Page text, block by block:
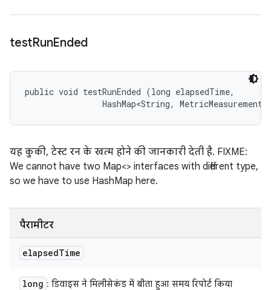
testRunEnded
public void testRunEnded (long elapsedTime,
HashMap<String,
यह कुकी, टेस्ट रन के खत्म होने की जानकारी देती है. FIXME:
We cannot have two Map<> interfaces with different type,
so we have to use HashMap here.
पैरामीटर
elapsedTime
long : डिवाइस ने मिलीसेकंड में बीता हुआ समय रिपोर्ट किया